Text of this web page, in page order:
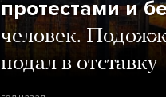
протестами и
человек.
подал в отставку